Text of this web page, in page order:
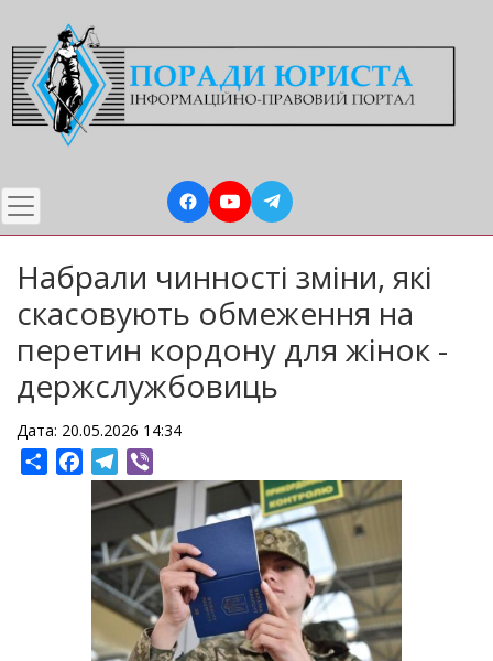
до
основного
вмісту
Набрали чинності зміни, які
скасовують обмеження на
перетин кордону для жінок -
держслужбовиць
Дата: 20.05.2026 14:34
ShareFacebookTelegram